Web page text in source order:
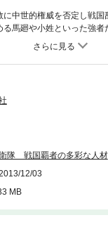
中世的権威を否定し戦国
馬廻や小姓といった強者
どの面で活躍する近臣・近
や出自を問わぬ信長に見出
手足となって献身的にお
い近従たちに光を当てな
隊 戦国覇者の多彩な人材
12/03
MB